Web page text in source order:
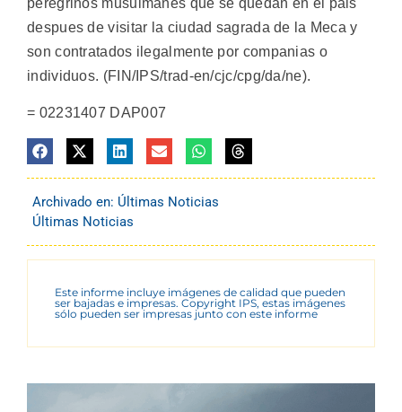
despues de visitar la ciudad sagrada de la Meca y
son contratados ilegalmente por companias o
individuos. (FIN/IPS/trad-en/cjc/cpg/da/ne).
= 02231407 DAP007
Archivado en: Últimas Noticias
Últimas Noticias
Este informe incluye imágenes de calidad que pueden
ser bajadas e impresas. Copyright IPS, estas imágenes
sólo pueden ser impresas junto con este informe